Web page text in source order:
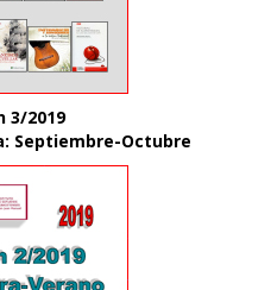
3/2019
Septiembre-Octubre